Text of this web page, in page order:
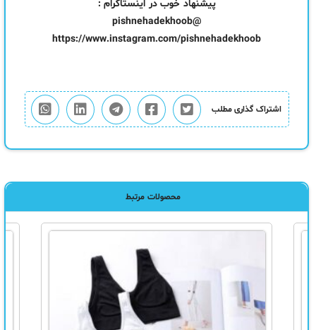
پیشنهاد خوب در اینستاگرام :
@pishnehadekhoob
https://www.instagram.com/pishnehadekhoob
اشتراک گذاری مطلب
محصولات مرتبط